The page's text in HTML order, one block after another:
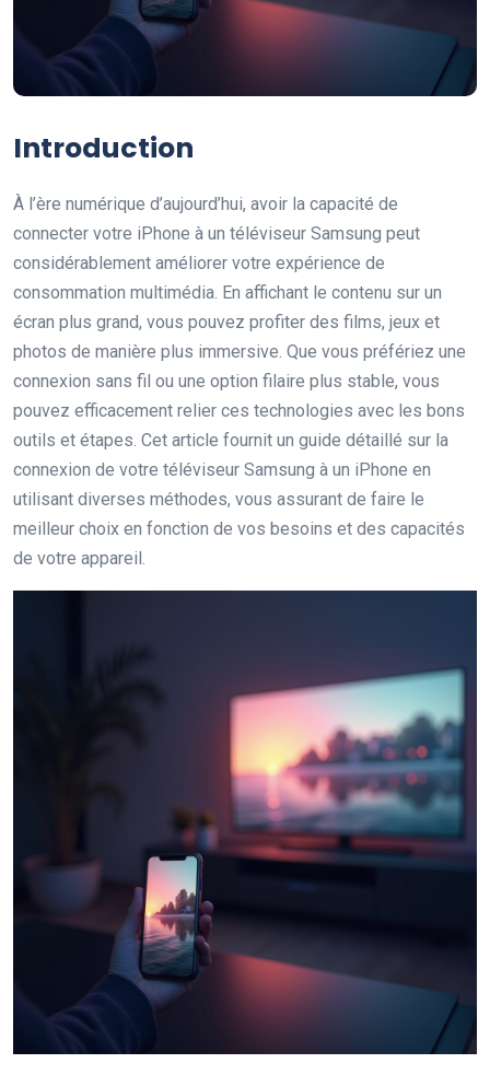
Introduction
À l’ère numérique d’aujourd’hui, avoir la capacité de
connecter votre iPhone à un téléviseur Samsung peut
considérablement améliorer votre expérience de
consommation multimédia. En affichant le contenu sur un
écran plus grand, vous pouvez profiter des films, jeux et
photos de manière plus immersive. Que vous préfériez une
connexion sans fil ou une option filaire plus stable, vous
pouvez efficacement relier ces technologies avec les bons
outils et étapes. Cet article fournit un guide détaillé sur la
connexion de votre téléviseur Samsung à un iPhone en
utilisant diverses méthodes, vous assurant de faire le
meilleur choix en fonction de vos besoins et des capacités
de votre appareil.